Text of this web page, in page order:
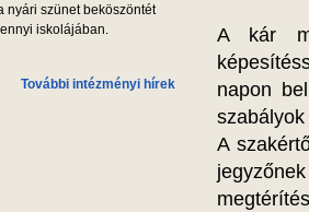
nyári szünet beköszöntét
iskolájában.
További intézményi hírek
A kár
napon
A